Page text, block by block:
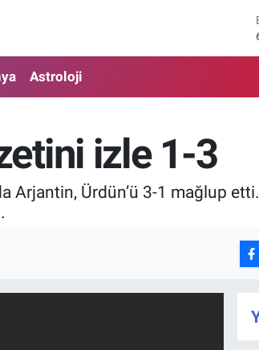
Astroloji
izle 1-3
Arjantin, Ürdün’ü 3-1 mağlup